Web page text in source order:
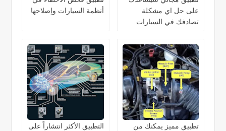
على حل اي مشكلة
تصادفك في السيارات
أنظمة السيارات وإصلاحها
تطبيق مميز يمكنك من
التطبيق الأكثر انتشاراً على